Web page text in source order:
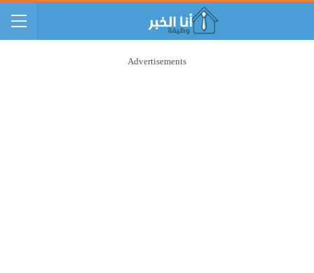
Advertisements